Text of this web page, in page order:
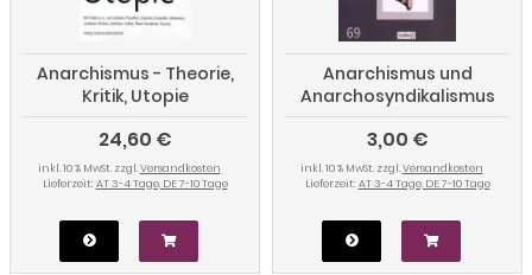
Anarchismus - Theorie,
Kritik, Utopie
24,60 €
inkl. 10 % MwSt. zzgl.Versandkosten
Lieferzeit: AT 3-4 Tage, DE 7-10 Tage
Anarchismus und
Anarchosyndikalismus
3,00 €
inkl. 10 % MwSt. zzgl.Versandkosten
Lieferzeit: AT 3-4 Tage, DE 7-10 Tage